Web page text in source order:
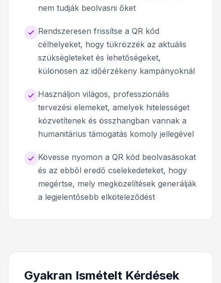
nem tudják beolvasni őket
Rendszeresen frissítse a QR kód
célhelyeket, hogy tükrözzék az aktuális
szükségleteket és lehetőségeket,
különösen az időérzékeny kampányoknál
Használjon világos, professzionális
tervezési elemeket, amelyek hitelességet
közvetítenek és összhangban vannak a
humanitárius támogatás komoly jellegével
Kövesse nyomon a QR kód beolvasásokat
és az ebből eredő cselekedeteket, hogy
megértse, mely megközelítések generálják
a legjelentősebb elköteleződést
Gyakran Ismételt Kérdések